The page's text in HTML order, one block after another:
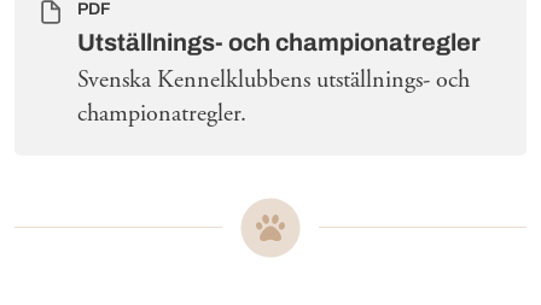
PDF
Utställnings- och championatregler
Svenska Kennelklubbens utställnings- och
championatregler.